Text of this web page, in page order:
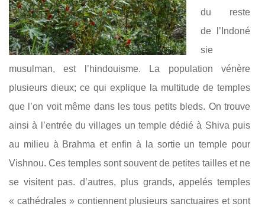
du reste
de l’Indoné
sie
musulman, est l’hindouisme. La population vénère
plusieurs dieux; ce qui explique la multitude de temples
que l’on voit même dans les tous petits bleds. On trouve
ainsi à l’entrée du villages un temple dédié à Shiva puis
au milieu à Brahma et enfin à la sortie un temple pour
Vishnou. Ces temples sont souvent de petites tailles et ne
se visitent pas. d’autres, plus grands, appelés temples
« cathédrales » contiennent plusieurs sanctuaires et sont